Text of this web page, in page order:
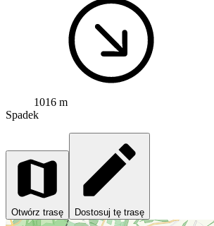
1016 m
Spadek
Otwórz trasę Dostosuj tę trasę